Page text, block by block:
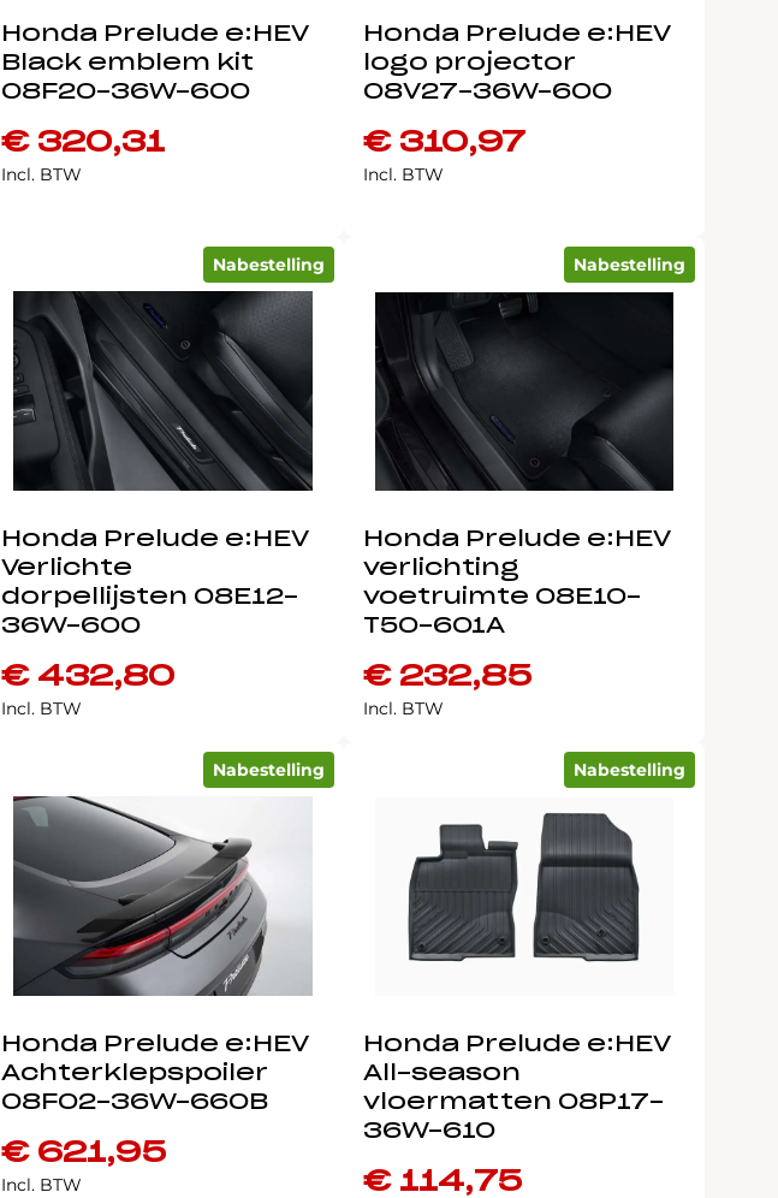
Honda Prelude e:HEV
Black emblem kit
08F20-36W-600
€320,31
Incl. BTW
Honda Prelude e:HEV
logo projector
08V27-36W-600
€310,97
Incl. BTW
Nabestelling
Honda Prelude e:HEV
Verlichte
dorpellijsten 08E12-
36W-600
€432,80
Incl. BTW
Nabestelling
Honda Prelude e:HEV
verlichting
voetruimte 08E10-
T50-601A
€232,85
Incl. BTW
Nabestelling
Honda Prelude e:HEV
Achterklepspoiler
08F02-36W-660B
€621,95
Incl. BTW
Nabestelling
Honda Prelude e:HEV
All-season
vloermatten 08P17-
36W-610
€114,75